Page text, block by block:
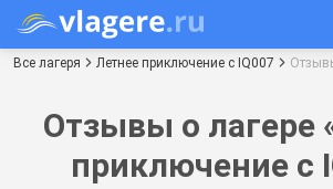
Все лагеря Летнее приключение c IQ007
Отзывы о лагере
приключение c